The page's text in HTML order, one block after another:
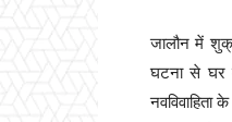
जालौन में
घटना से घर